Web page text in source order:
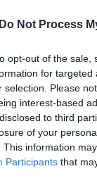
Do Not Process
opt-out of the
for
selection. Please
interest-based
to third
of your
This information
Participants that
vakarais
buvo
Kauno